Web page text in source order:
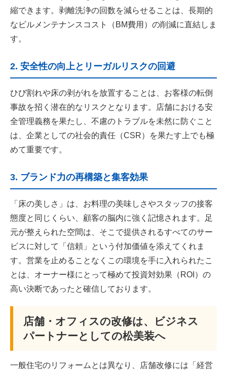
縮できます。剥離洗浄の回数を減らせることは、長期的
なビルメンテナンスコスト（BM費用）の削減に直結しま
す。
2. 安全性の向上とリーガルリスクの回避
ひび割れや床の剥がれを放置することは、お客様の転倒
事故を招く潜在的なリスクとなります。店舗における安
全管理義務を果たし、不慮のトラブルを未然に防ぐこと
は、企業としての社会的責任（CSR）を果たす上でも極
めて重要です。
3. ブランド力の再構築と集客効果
「床の美しさ」は、お料理の美味しさやスタッフの接客
態度と同じくらい、顧客の脳内に強く記憶されます。足
元が整えられた空間は、そこで提供されるすべてのサー
ビスに対して「信頼」という付加価値を添えてくれま
す。営業を止めることなくこの環境を手に入れられたこ
とは、オーナー様にとって極めて投資対効果（ROI）の
高い決断であったと確信しております。
店舗・オフィスの改修は、ビジネス
パートナーとしての松美装へ
一般住宅のリフォームとは異なり、店舗改修には「経営